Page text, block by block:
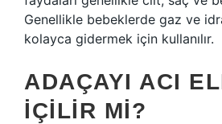
Genellikle bebeklerde gaz ve
kolayca gidermek için kullanılır.
ADAÇAYI ACI
IÇILIR MI?